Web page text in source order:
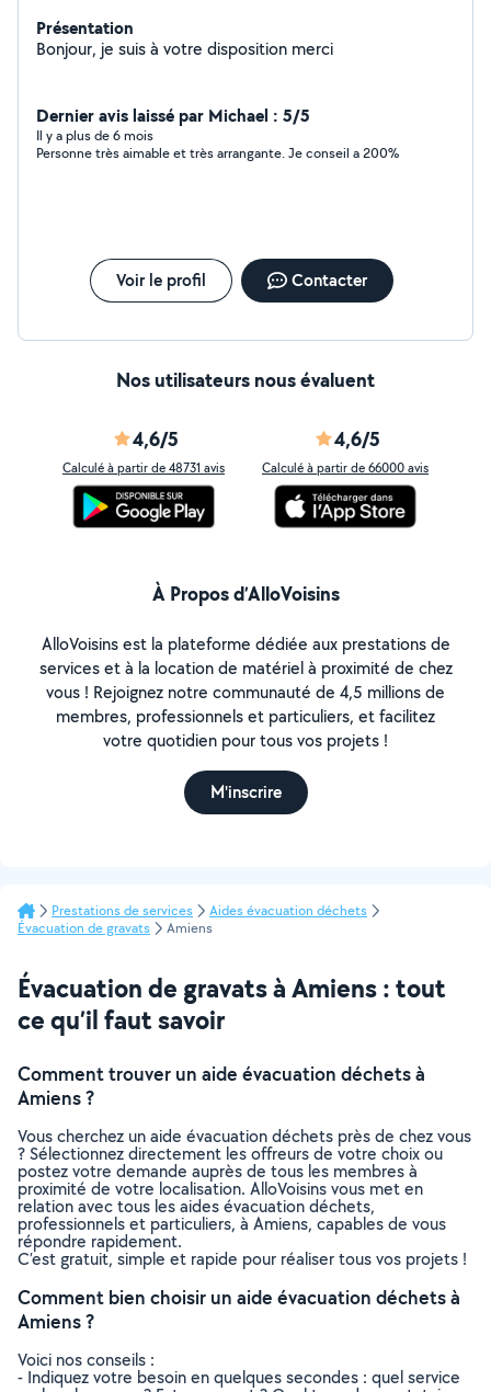
Présentation
Bonjour, je suis à votre disposition merci
Dernier avis laissé par Michael : 5/5
Il y a plus de 6 mois
Personne très aimable et très arrangante. Je conseil a 200%
Voir le profil Contacter
Nos utilisateurs nous évaluent
4,6/5
Calculé à partir de 48731 avis
4,6/5
Calculé à partir de 66000 avis
À Propos d’AlloVoisins
AlloVoisins est la plateforme dédiée aux prestations de
services et à la location de matériel à proximité de chez
vous ! Rejoignez notre communauté de 4,5 millions de
membres, professionnels et particuliers, et facilitez
votre quotidien pour tous vos projets !
M'inscrire
Prestations de services
Aides évacuation déchets
Évacuation de gravats
Amiens
Évacuation de gravats à Amiens : tout
ce qu’il faut savoir
Comment trouver un aide évacuation déchets à
Amiens ?
Vous cherchez un aide évacuation déchets près de chez vous
? Sélectionnez directement les offreurs de votre choix ou
postez votre demande auprès de tous les membres à
proximité de votre localisation. AlloVoisins vous met en
relation avec tous les aides évacuation déchets,
professionnels et particuliers, à Amiens, capables de vous
répondre rapidement.
C’est gratuit, simple et rapide pour réaliser tous vos projets !
Comment bien choisir un aide évacuation déchets à
Amiens ?
Voici nos conseils :
- Indiquez votre besoin en quelques secondes : quel service